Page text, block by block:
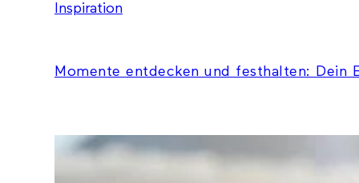
Inspiration
Momente entdecken und festhalten: Dein